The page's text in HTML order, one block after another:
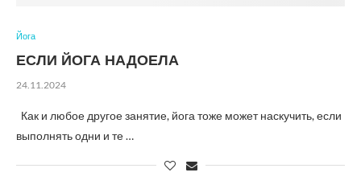
Йога
ЕСЛИ ЙОГА НАДОЕЛА
24.11.2024
Как и любое другое занятие, йога тоже может наскучить, если
выполнять одни и те …